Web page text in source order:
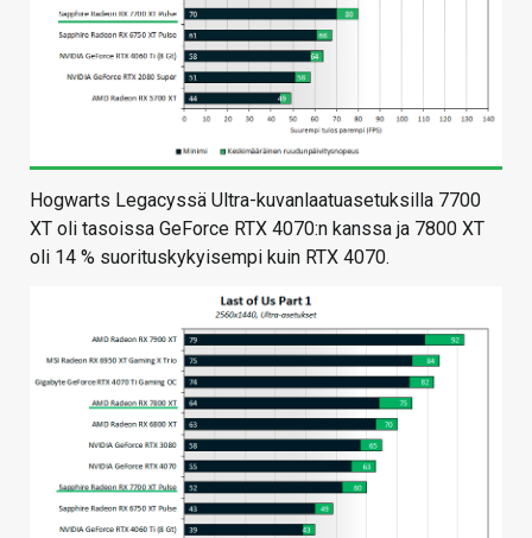
Hogwarts Legacyssä Ultra-kuvanlaatuasetuksilla 7700
XT oli tasoissa GeForce RTX 4070:n kanssa ja 7800 XT
oli 14 % suorituskykyisempi kuin RTX 4070.